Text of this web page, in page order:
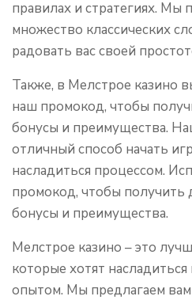
правилах и стратегиях. Мы
множество классических
радовать вас своей
Также, в Мелстрое казино
наш промокод, чтобы
бонусы и преимущества.
отличный способ начать
насладиться процессом.
промокод, чтобы получить
бонусы и преимущества.
Мелстрое казино – это
которые хотят
опытом. Мы предлагаем